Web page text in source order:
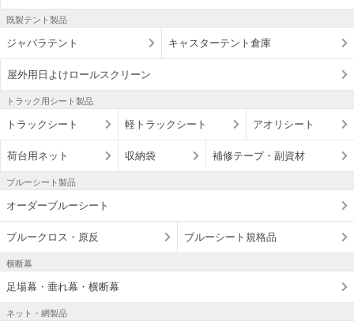
既製テント製品
ジャバラテント キャスターテント倉庫
屋外用日よけロールスクリーン
トラック用シート製品
トラックシート 軽トラックシート アオリシート
荷台用ネット 収納袋 補修テープ・副資材
ブルーシート製品
オーダーブルーシート
ブルークロス・原反 ブルーシート規格品
横断幕
足場幕・垂れ幕・横断幕
ネット・網製品